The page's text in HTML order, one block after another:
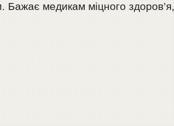
Бажає медикам міцного здоров’я,